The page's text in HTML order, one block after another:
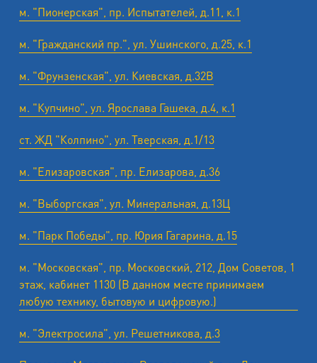
м. "Пионерская", пр. Испытателей, д.11, к.1
м. "Гражданский пр.", ул. Ушинского, д.25, к.1
м. "Фрунзенская", ул. Киевская, д.32В
м. "Купчино", ул. Ярослава Гашека, д.4, к.1
ст. ЖД "Колпино", ул. Тверская, д.1/13
м. "Елизаровская", пр. Елизарова, д.36
м. "Выборгская", ул. Минеральная, д.13Ц
м. "Парк Победы", пр. Юрия Гагарина, д.15
м. "Московская", пр. Московский, 212, Дом Советов, 1
этаж, кабинет 1130 (В данном месте принимаем
любую технику, бытовую и цифровую.)
м. "Электросила", ул. Решетникова, д.3